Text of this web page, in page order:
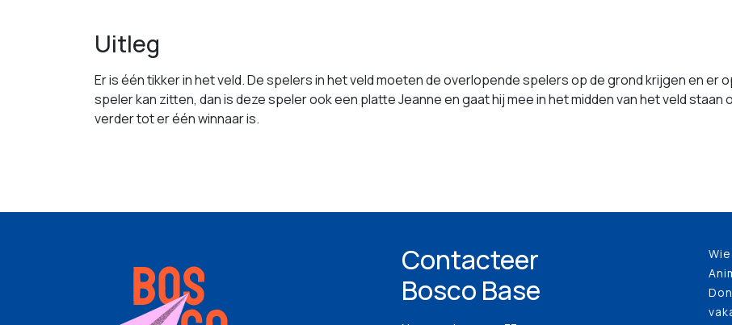
Uitleg
Er is één tikker in het veld. De spelers in het veld moeten de overlopende spelers op de grond krijgen en er
speler kan zitten, dan is deze speler ook een platte Jeanne en gaat hij mee in het midden van het veld
verder tot er één winnaar is.
Contacteer
Bosco Base